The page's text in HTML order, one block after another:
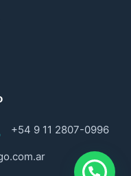
+54 9 11 2807-0996